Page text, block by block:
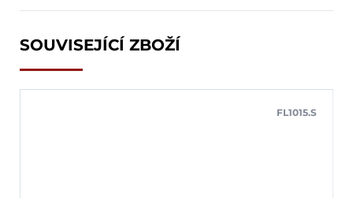
SOUVISEJÍCÍ ZBOŽÍ
FL1015.S